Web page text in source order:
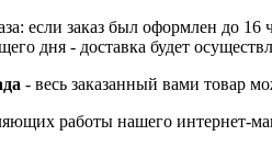
если заказ был оформлен до
дня - доставка будет
- весь заказанный вами товар
работы нашего интернет-